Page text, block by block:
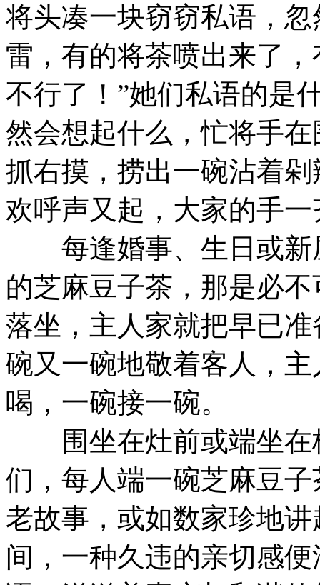
将头凑一块窃窃私语，
雷，有的将茶喷出来了
不行了！”她们私语的是
然会想起什么，忙将手
抓右摸，捞出一碗沾着
欢呼声又起，大家的手
每逢婚事、生日或新
的芝麻豆子茶，那是必
落坐，主人家就把早已
碗又一碗地敬着客人，
喝，一碗接一碗。
围坐在灶前或端坐在
们，每人端一碗芝麻豆
老故事，或如数家珍地
间，一种久违的亲切感